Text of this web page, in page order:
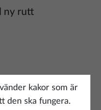
ny rutt
kakor som är
den ska fungera.